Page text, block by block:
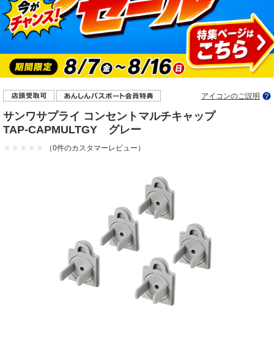
アイコンのご説明
サンワサプライ コンセントマルチキャップ
TAP-CAPMULTGY グレー
（0件のカスタマーレビュー）